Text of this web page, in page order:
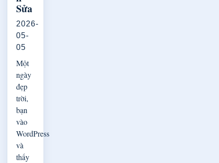
Sửa
2026-
05-
05
Một
ngày
đẹp
trời,
bạn
vào
WordPress
và
thấy